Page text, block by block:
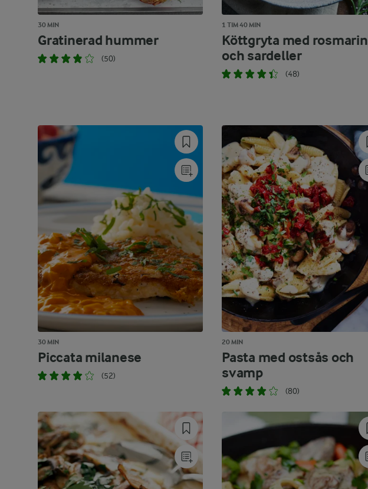
30 MIN
Gratinerad hummer
(50)
1 TIM 40 MIN
Köttgryta med rosmarin
och sardeller
(48)
30 MIN
Piccata milanese
(52)
20 MIN
Pasta med ostsås och
svamp
(80)